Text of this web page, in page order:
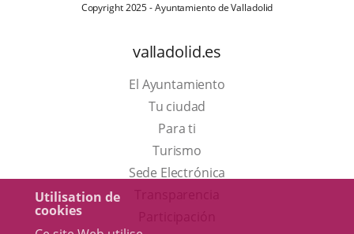
Utilisation de
cookies
Copyright 2025 - Ayuntamiento de Valladolid
valladolid.es
El Ayuntamiento
Tu ciudad
Para ti
TurismoEste
enlace
Sede Electrónica